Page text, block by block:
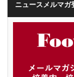
ニュースメルマガ